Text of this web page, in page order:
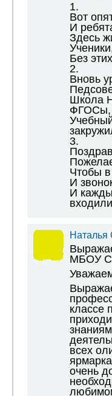
1.
Вот
И
Здесь
Без
2.
Вновь
Школа
ФГОСы,
3.
Чтобы в
И
И
Наталья
МБОУ
классе
всех
очень